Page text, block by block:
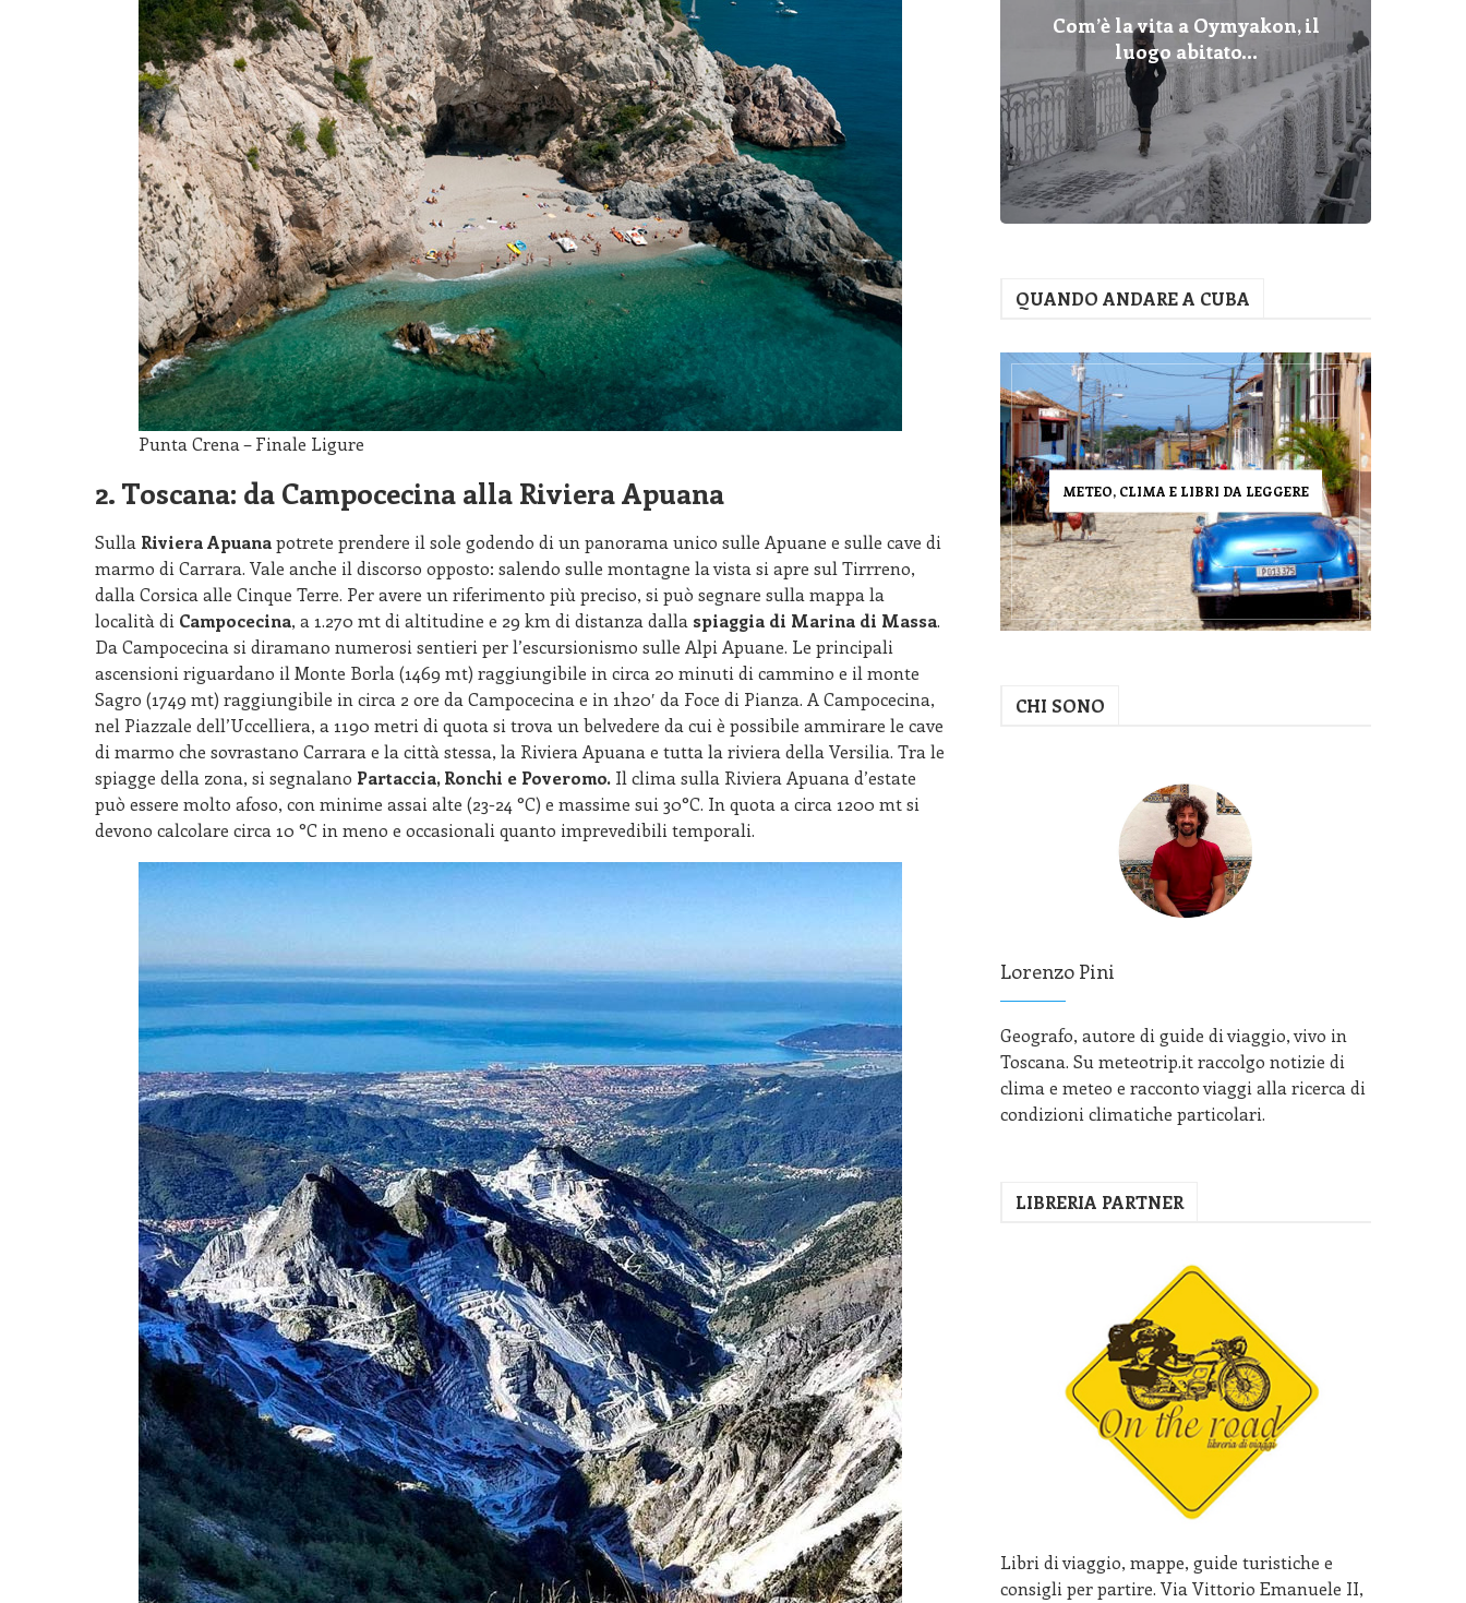
Punta Crena – Finale Ligure
2. Toscana: da Campocecina alla Riviera Apuana
Sulla Riviera Apuanapotrete prendere il sole godendo di un panorama unico sulle Apuane e sulle cave di
marmo di Carrara. Vale anche il discorso opposto: salendo sulle montagne la vista si apre sul Tirrreno,
dalla Corsica alle Cinque Terre. Per avere un riferimento più preciso, si può segnare sulla mappa la
località di Campocecina, a 1.270 mt di altitudine e 29 km di distanza dalla spiaggia di Marina di Massa.
Da Campocecina si diramano numerosi sentieri per l’escursionismo sulle Alpi Apuane. Le principali
ascensioni riguardano il Monte Borla (1469 mt) raggiungibile in circa 20 minuti di cammino e il monte
Sagro (1749 mt) raggiungibile in circa 2 ore da Campocecina e in 1h20′ da Foce di Pianza. A Campocecina,
nel Piazzale dell’Uccelliera, a 1190 metri di quota si trova un belvedere da cui è possibile ammirare le cave
di marmo che sovrastano Carrara e la città stessa, la Riviera Apuana e tutta la riviera della Versilia. Tra le
spiagge della zona, si segnalano Partaccia, Ronchi e Poveromo. Il clima sulla Riviera Apuana d’estate
può essere molto afoso, con minime assai alte (23-24 °C) e massime sui 30°C. In quota a circa 1200 mt si
devono calcolare circa 10 °C in meno e occasionali quanto imprevedibili temporali.
Com’è la vita a Oymyakon, il
luogo abitato...
QUANDO ANDARE A CUBA
METEO, CLIMA E LIBRI DA LEGGERE
CHI SONO
Lorenzo Pini
Geografo, autore di guide di viaggio, vivo in
Toscana. Su meteotrip.it raccolgo notizie di
clima e meteo e racconto viaggi alla ricerca di
condizioni climatiche particolari.
LIBRERIA PARTNER
Libri di viaggio, mappe, guide turistiche e
consigli per partire. Via Vittorio Emanuele II,